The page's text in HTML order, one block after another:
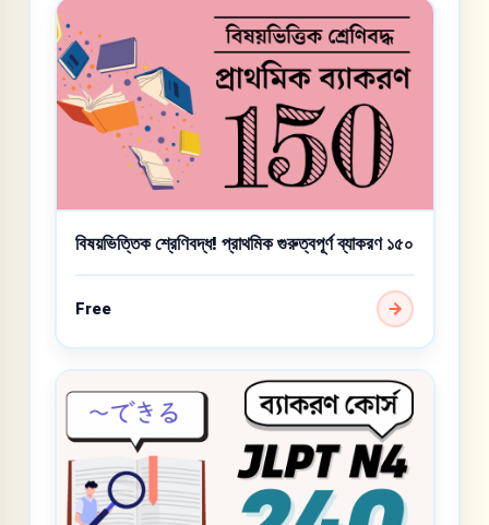
বিষয়ভিত্তিক শ্রেণিবদ্ধ! প্রাথমিক গুরুত্বপূর্ণ ব্যাকরণ ১৫০
Free